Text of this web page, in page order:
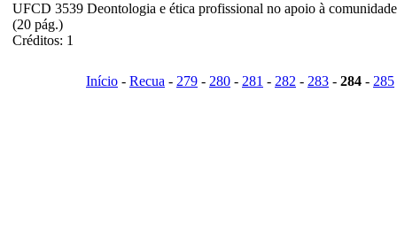
UFCD 3539 Deontologia e ética profissional no apoio à comunidade
(20 pág.)
Créditos: 1
Início - Recua - 279 - 280 - 281 - 282 - 283 - 284 - 285